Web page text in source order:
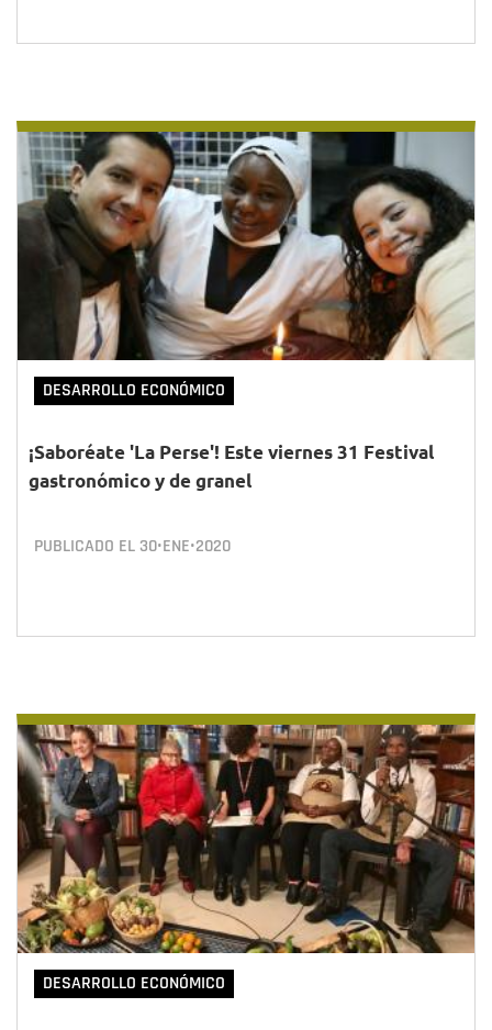
DESARROLLO ECONÓMICO
¡Saboréate 'La Perse'! Este viernes 31 Festival
gastronómico y de granel
PUBLICADO EL 30•ENE•2020
DESARROLLO ECONÓMICO